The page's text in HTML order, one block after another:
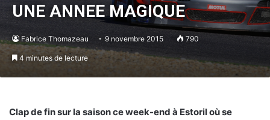
UNE ANNEE MAGIQUE
Fabrice Thomazeau 9 novembre 2015 790
4 minutes de lecture
Clap de fin sur la saison ce week-end à Estoril où se